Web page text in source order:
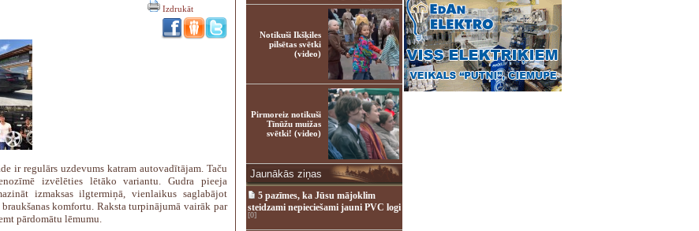
Izdrukāt
ir regulārs uzdevums katram autovadītājam. Taču
izvēlēties lētāko variantu. Gudra pieeja
izmaksas ilgtermiņā, vienlaikus saglabājot
komfortu. Raksta turpinājumā vairāk par
pārdomātu lēmumu.
Notikuši Ikšķiles
pilsētas svētki
(video)
Pirmoreiz notikuši
Tīnūžu muižas
svētki! (video)
Jaunākās ziņas
5 pazīmes, ka Jūsu mājoklim
steidzami nepieciešami jauni PVC logi
[0]